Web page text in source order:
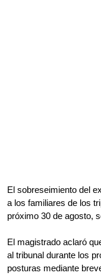
El sobreseimiento del
a los familiares de los
próximo 30 de agosto,
El magistrado aclaró
al tribunal durante los
posturas mediante